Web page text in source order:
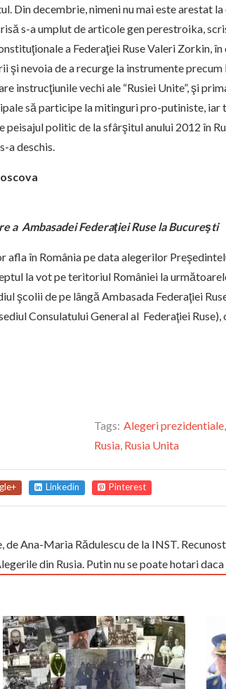
Din decembrie, nimeni nu mai este arestat
s-a umplut de articole gen perestroika,
a Federaţiei Ruse Valeri Zorkin,
nevoia de a recurge la instrumente
instrucţiunile vechi ale “Rusiei Unite”, şi
să participe la mitinguri pro-putiniste, iar
peisajul politic de la sfârşitul anului 2012 în
a deschis.
a Ambasadei Federaţiei Ruse la Bucureşti
afla în România pe data alegerilor
la vot pe teritoriul României la
şcolii de pe lângă Ambasada Federaţiei
Consulatului General al Federaţiei Ruse),
Tags: Alegeri prezidentiale,
Rusia, Rusia Unita
Linkedin Pinterest
Ana-Maria Rădulescu de la INST.
din Rusia. Putin nu se poate hotari